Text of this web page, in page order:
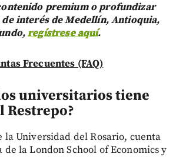
premium o profundizar
de interés de Medellín, Antioquia,
regístrese aquí.
Frecuentes (FAQ)
universitarios tiene
Restrepo?
la Universidad del Rosario, cuenta
la London School of Economics y